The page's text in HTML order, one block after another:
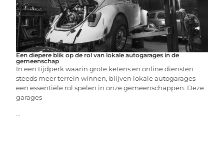
Een diepere blik op de rol van lokale autogarages in de
gemeenschap
In een tijdperk waarin grote ketens en online diensten
steeds meer terrein winnen, blijven lokale autogarages
een essentiële rol spelen in onze gemeenschappen. Deze
garages
...